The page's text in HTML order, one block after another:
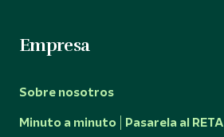
Empresa
Sobre nosotros
Minuto a minuto | Pasarela al RETA